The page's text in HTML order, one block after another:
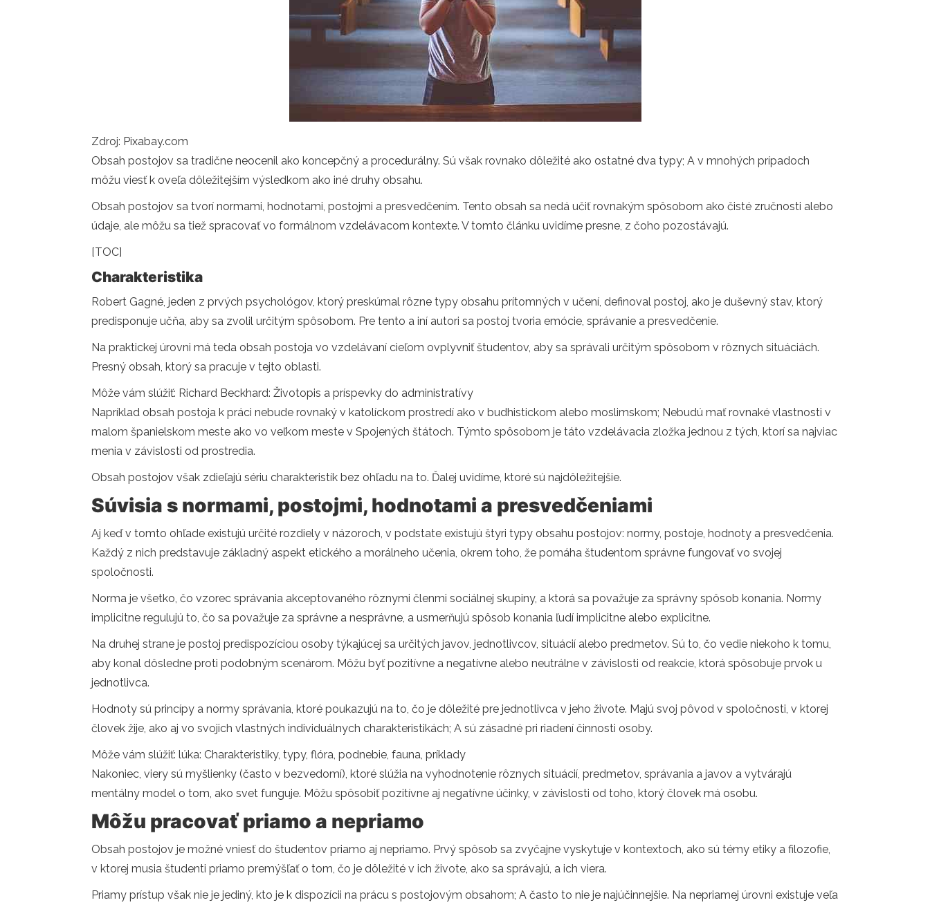
Zdroj: Pixabay.com
Obsah postojov sa tradične neocenil ako koncepčný a procedurálny. Sú však rovnako dôležité ako ostatné dva typy; A v mnohých prípadoch
môžu viesť k oveľa dôležitejším výsledkom ako iné druhy obsahu.
Obsah postojov sa tvorí normami, hodnotami, postojmi a presvedčením. Tento obsah sa nedá učiť rovnakým spôsobom ako čisté zručnosti alebo
údaje, ale môžu sa tiež spracovať vo formálnom vzdelávacom kontexte. V tomto článku uvidíme presne, z čoho pozostávajú.
[TOC]
Charakteristika
Robert Gagné, jeden z prvých psychológov, ktorý preskúmal rôzne typy obsahu prítomných v učení, definoval postoj, ako je duševný stav, ktorý
predisponuje učňa, aby sa zvolil určitým spôsobom. Pre tento a iní autori sa postoj tvoria emócie, správanie a presvedčenie.
Na praktickej úrovni má teda obsah postoja vo vzdelávaní cieľom ovplyvniť študentov, aby sa správali určitým spôsobom v rôznych situáciách.
Presný obsah, ktorý sa pracuje v tejto oblasti.
Môže vám slúžiť: Richard Beckhard: Životopis a príspevky do administratívy
Napríklad obsah postoja k práci nebude rovnaký v katolíckom prostredí ako v budhistickom alebo moslimskom; Nebudú mať rovnaké vlastnosti v
malom španielskom meste ako vo veľkom meste v Spojených štátoch. Týmto spôsobom je táto vzdelávacia zložka jednou z tých, ktorí sa najviac
menia v závislosti od prostredia.
Obsah postojov však zdieľajú sériu charakteristík bez ohľadu na to. Ďalej uvidíme, ktoré sú najdôležitejšie.
Súvisia s normami, postojmi, hodnotami a presvedčeniami
Aj keď v tomto ohľade existujú určité rozdiely v názoroch, v podstate existujú štyri typy obsahu postojov: normy, postoje, hodnoty a presvedčenia.
Každý z nich predstavuje základný aspekt etického a morálneho učenia, okrem toho, že pomáha študentom správne fungovať vo svojej
spoločnosti.
Norma je všetko, čo vzorec správania akceptovaného rôznymi členmi sociálnej skupiny, a ktorá sa považuje za správny spôsob konania. Normy
implicitne regulujú to, čo sa považuje za správne a nesprávne, a usmerňujú spôsob konania ľudí implicitne alebo explicitne.
Na druhej strane je postoj predispozíciou osoby týkajúcej sa určitých javov, jednotlivcov, situácií alebo predmetov. Sú to, čo vedie niekoho k tomu,
aby konal dôsledne proti podobným scenárom. Môžu byť pozitívne a negatívne alebo neutrálne v závislosti od reakcie, ktorá spôsobuje prvok u
jednotlivca.
Hodnoty sú princípy a normy správania, ktoré poukazujú na to, čo je dôležité pre jednotlivca v jeho živote. Majú svoj pôvod v spoločnosti, v ktorej
človek žije, ako aj vo svojich vlastných individuálnych charakteristikách; A sú zásadné pri riadení činnosti osoby.
Môže vám slúžiť: lúka: Charakteristiky, typy, flóra, podnebie, fauna, príklady
Nakoniec, viery sú myšlienky (často v bezvedomí), ktoré slúžia na vyhodnotenie rôznych situácií, predmetov, správania a javov a vytvárajú
mentálny model o tom, ako svet funguje. Môžu spôsobiť pozitívne aj negatívne účinky, v závislosti od toho, ktorý človek má osobu.
Môžu pracovať priamo a nepriamo
Obsah postojov je možné vniesť do študentov priamo aj nepriamo. Prvý spôsob sa zvyčajne vyskytuje v kontextoch, ako sú témy etiky a filozofie,
v ktorej musia študenti priamo premýšľať o tom, čo je dôležité v ich živote, ako sa správajú, a ich viera.
Priamy prístup však nie je jediný, kto je k dispozícii na prácu s postojovým obsahom; A často to nie je najúčinnejšie. Na nepriamej úrovni existuje veľa